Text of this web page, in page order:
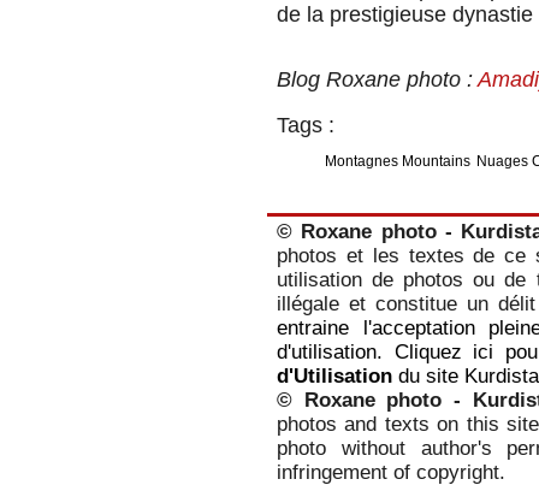
de la prestigieuse
Blog Roxane photo :
Tags :
Montagnes Mountains Nuages
© Roxane photo -
photos et les textes de ce
utilisation de photos ou de
illégale et constitue un
entraine l'acceptation
d'utilisation. Cliquez ici
d'Utilisation du site
© Roxane photo -
photos and texts on this
photo without author's
infringement of copyright.